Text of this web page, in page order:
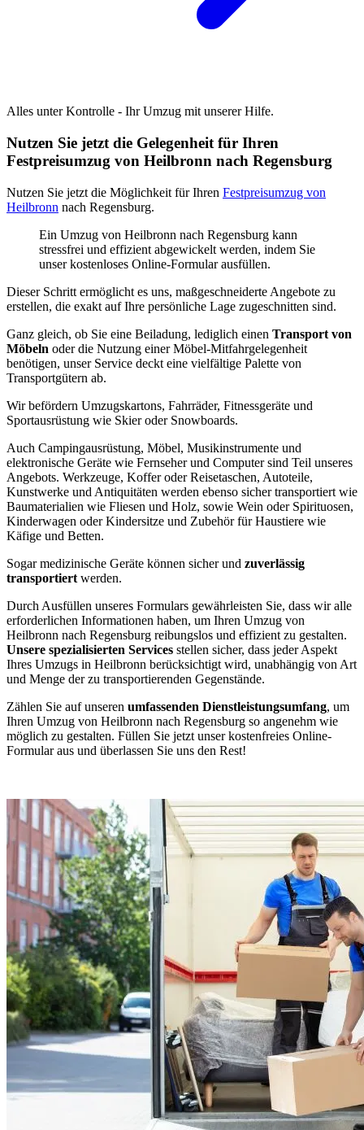
Alles unter Kontrolle - Ihr Umzug mit unserer Hilfe.
Nutzen Sie jetzt die Gelegenheit für Ihren
Festpreisumzug von Heilbronn nach Regensburg
Nutzen Sie jetzt die Möglichkeit für Ihren Festpreisumzug von
Heilbronn nach Regensburg.
Ein Umzug von Heilbronn nach Regensburg kann
stressfrei und effizient abgewickelt werden, indem Sie
unser kostenloses Online-Formular ausfüllen.
Dieser Schritt ermöglicht es uns, maßgeschneiderte Angebote zu
erstellen, die exakt auf Ihre persönliche Lage zugeschnitten sind.
Ganz gleich, ob Sie eine Beiladung, lediglich einen Transport von
Möbeln oder die Nutzung einer Möbel-Mitfahrgelegenheit
benötigen, unser Service deckt eine vielfältige Palette von
Transportgütern ab.
Wir befördern Umzugskartons, Fahrräder, Fitnessgeräte und
Sportausrüstung wie Skier oder Snowboards.
Auch Campingausrüstung, Möbel, Musikinstrumente und
elektronische Geräte wie Fernseher und Computer sind Teil unseres
Angebots. Werkzeuge, Koffer oder Reisetaschen, Autoteile,
Kunstwerke und Antiquitäten werden ebenso sicher transportiert wie
Baumaterialien wie Fliesen und Holz, sowie Wein oder Spirituosen,
Kinderwagen oder Kindersitze und Zubehör für Haustiere wie
Käfige und Betten.
Sogar medizinische Geräte können sicher und zuverlässig
transportiert werden.
Durch Ausfüllen unseres Formulars gewährleisten Sie, dass wir alle
erforderlichen Informationen haben, um Ihren Umzug von
Heilbronn nach Regensburg reibungslos und effizient zu gestalten.
Unsere spezialisierten Services stellen sicher, dass jeder Aspekt
Ihres Umzugs in Heilbronn berücksichtigt wird, unabhängig von Art
und Menge der zu transportierenden Gegenstände.
Zählen Sie auf unseren umfassenden Dienstleistungsumfang, um
Ihren Umzug von Heilbronn nach Regensburg so angenehm wie
möglich zu gestalten. Füllen Sie jetzt unser kostenfreies Online-
Formular aus und überlassen Sie uns den Rest!